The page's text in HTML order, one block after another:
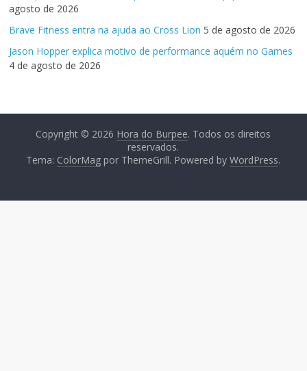
agosto de 2026
Brave Fitness entra na ajuda ao Cross Lion 5 de agosto de 2026
Jason Hopper explica motivo de performance aquém no Games
4 de agosto de 2026
Copyright © 2026 Hora do Burpee. Todos os direitos
reservados.
Tema: ColorMag por ThemeGrill. Powered byWordPress.